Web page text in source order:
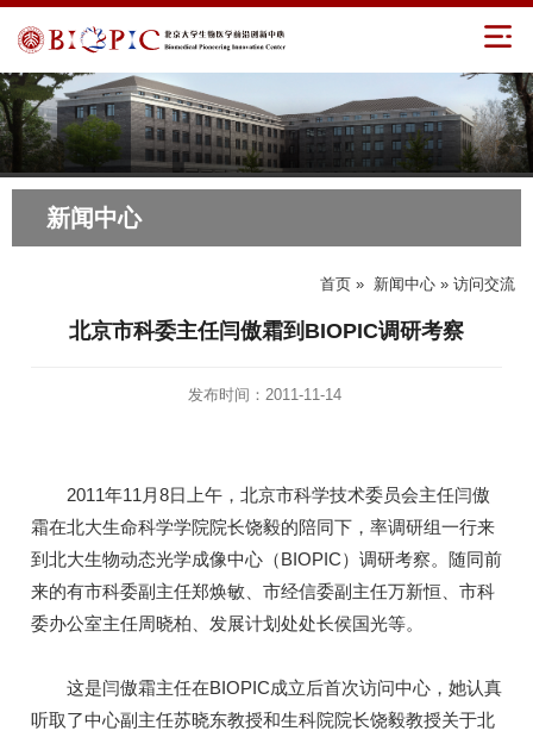
新闻中心
首页 » 新闻中心 » 访问交流
北京市科委主任闫傲霜到BIOPIC调研考察
发布时间：2011-11-14
2011年11月8日上午，北京市科学技术委员会主任闫傲
霜在北大生命科学学院院长饶毅的陪同下，率调研组一行来
到北大生物动态光学成像中心（BIOPIC）调研考察。随同前
来的有市科委副主任郑焕敏、市经信委副主任万新恒、市科
委办公室主任周晓柏、发展计划处处长侯国光等。
这是闫傲霜主任在BIOPIC成立后首次访问中心，她认真
听取了中心副主任苏晓东教授和生科院院长饶毅教授关于北